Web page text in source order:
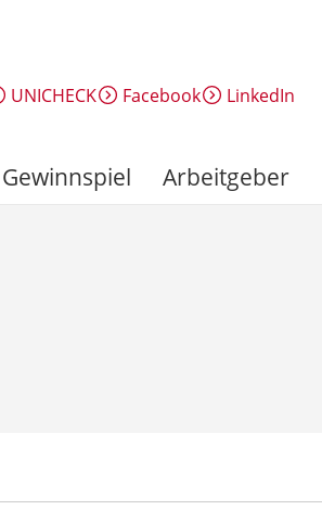
UNICHECK Facebook LinkedIn
Gewinnspiel Arbeitgeber